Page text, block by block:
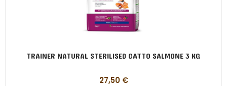
TRAINER NATURAL STERILISED GATTO SALMONE 3 KG
27,50 €